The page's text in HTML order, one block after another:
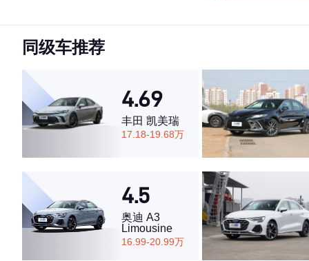
4.67
·外观表现较为优秀，优于56%同级车
·空间表现一般，低于63%同级车
同级车推荐
4.69
丰田 凯美瑞
17.18-19.68万
4.5
奥迪 A3
Limousine
16.99-20.99万